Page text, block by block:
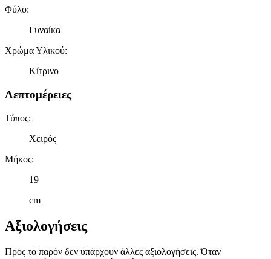
στη συσκευή σας, με σκοπό την προβολή εξατομικευμένων
διαφημίσεις και περιεχόμενο, την καλύτερη εικόνα του κοινού
μας και την ανάπτυξη προϊόντων. Επίσης, κοινοποιούμε
πληροφορίες σχετικά με την από μέρους σας χρήση της
τοποθεσίας μας στους συνεργάτες μέσων κοινωνικής
Φύλο:
Γυναίκα
Χρώμα Υλικού:
Κίτρινο
Λεπτομέρειες
Τύπος:
Χειρός
Μήκος:
19
cm
Αξιολογήσεις
Προς το παρόν δεν υπάρχουν άλλες αξιολογήσεις. Όταν